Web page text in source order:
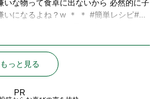
すよーと常日頃思う😌(深っ) #アヒー
#ニンジン #ベーコン #厚切りベーコン
っぷり #不揃い野菜 #ふぞろい野菜 #ら
しゅぼーや #しめじく君 #しめじく #お
いな物って食卓に出ないから 必然的に子
いになるよね？w ＊ ＊ #簡単レシピ#時
族ご飯#夫婦ご飯#ダイエットメニュー#
理#手作り料理#肉料理#野菜#魚料理#簡
#料理#料理好きの人と繋がりたい#おう
もっと見る
PR